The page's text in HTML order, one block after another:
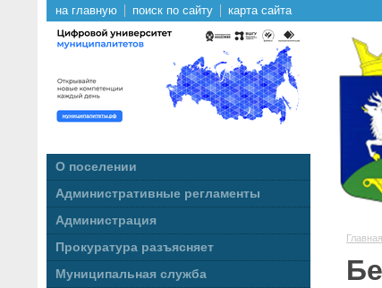
на главную поиск по сайту карта сайта
О поселении
Административные регламенты
Администрация
Прокуратура разъясняет
Муниципальная служба
Главная